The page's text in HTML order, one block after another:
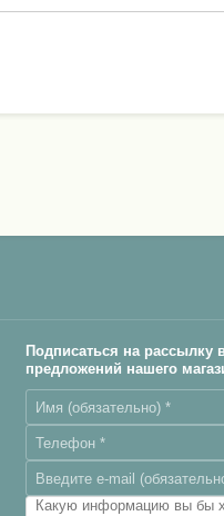
Подписаться на рассылку
предложений нашего